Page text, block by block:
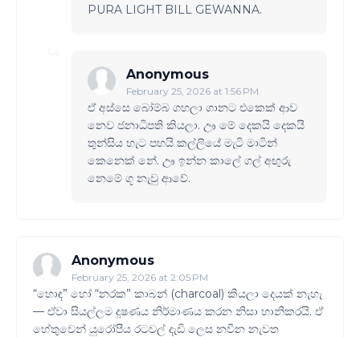
PURA LIGHT BILL GEWANNA.
Anonymous
February 25, 2026 at 1:56 PM
ඒ අස්සෙ බෝම්බ ගහලා ගානට එකෙක් ආව
නෙව ජනාධිපති කියලා. ඌ මේ දෙකයි දෙකයි
තුන්සිය හැට පහයි කල්ලියේ මැටි මාටින්
කෙනෙක් නේ. ඌ ඉන්න කාලේ ගල් අඟුරු
නෙමේ ගූ නැවු ආවේ.
Anonymous
February 25, 2026 at 2:05 PM
“හොඳ” හෝ “නරක” කාබන් (charcoal) කියලා දෙයක් නැහැ
— ඒවා සියල්ලම දූෂණය නිර්මාණය කරන නිසා හානිකරයි. ඒ
හේතුවෙන් යුරෝපීය රටවල් දැඩි ලෙස නවීන නැවත